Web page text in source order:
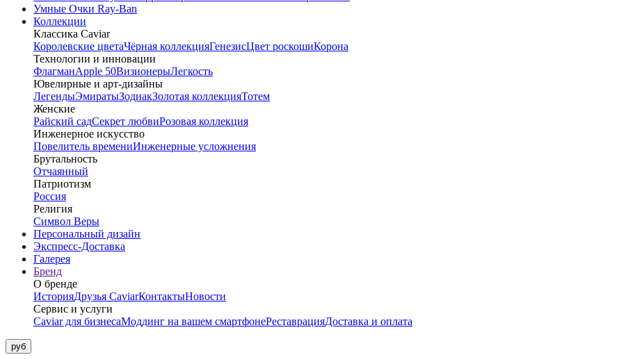
Умные Очки Ray-Ban
Коллекции
Классика Caviar
Королевские цветаЧёрная коллекцияГенезисЦвет роскошиКорона
Технологии и инновации
ФлагманApple 50ВизионерыЛегкость
Ювелирные и арт-дизайны
ЛегендыЭмиратыЗодиакЗолотая коллекцияТотем
Женские
Райский садСекрет любвиРозовая коллекция
Инженерное искусство
Повелитель времениИнженерные усложнения
Брутальность
Отчаянный
Патриотизм
Россия
Религия
Символ Веры
Персональный дизайн
Экспресс-Доставка
Галерея
Бренд
О бренде
ИсторияДрузья CaviarКонтактыНовости
Сервис и услуги
Caviar для бизнесаМоддинг на вашем смартфонеРеставрацияДоставка и оплата
руб